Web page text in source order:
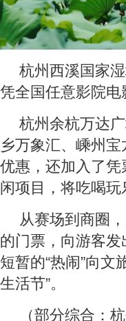
杭州西溪国家
凭全国任意影院
杭州余杭万达
乡万象汇、嵊州
优惠，还加入了
闲项目，将吃喝
从赛场到商圈
的门票，向游客
短暂的“热闹”向
生活节”。
（部分综合：